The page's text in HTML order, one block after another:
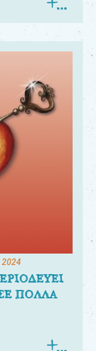
2024
ΠΟΛΛΑ